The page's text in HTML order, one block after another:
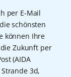
per E-Mail
schönsten
können Ihre
Zukunft per
(AIDA
3d,